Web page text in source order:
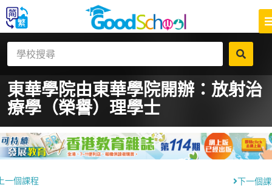
東華學院由東華學院開辦：放射治
療學（榮譽）理學士
一個課程 下一個